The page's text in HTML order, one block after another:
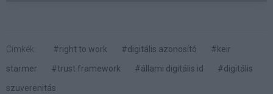
Címkék: #right to work #digitális azonosító
#keir
starmer
#trust framework #állami digitális id
#digitális
szuverenitás